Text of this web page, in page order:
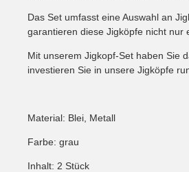
Das Set umfasst eine Auswahl an
garantieren diese Jigköpfe nicht nur
Mit unserem Jigkopf-Set haben Sie
investieren Sie in unsere Jigköpfe
Material: Blei, Metall
Farbe: grau
Inhalt: 2 Stück